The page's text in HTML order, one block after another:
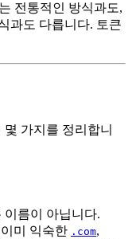
전통적인 방식과도,
과도 다릅니다. 토큰
가지를 정리합니
이름이 아닙니다.
미 익숙한 .com,